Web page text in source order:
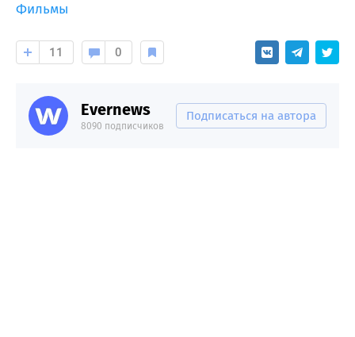
Фильмы
11 0
Evernews
8090 подписчиков
Подписаться на автора